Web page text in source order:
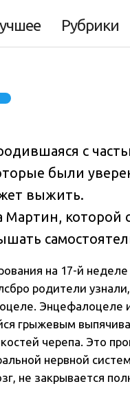
Рубрики
с
были
выжить.
которой
на 17-й
родители
Энцефалоцеле
грыжевым
черепа. Это
нервной
не закрывается